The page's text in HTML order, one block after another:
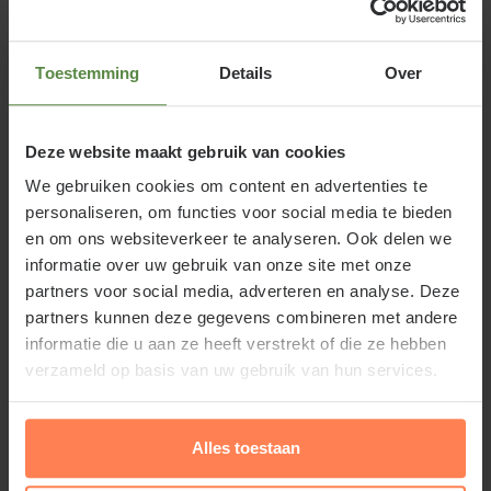
Toestemming Details Over
Deze website maakt gebruik van cookies
We gebruiken cookies om content en advertenties te
personaliseren, om functies voor social media te bieden
en om ons websiteverkeer te analyseren. Ook delen we
informatie over uw gebruik van onze site met onze
partners voor social media, adverteren en analyse. Deze
partners kunnen deze gegevens combineren met andere
informatie die u aan ze heeft verstrekt of die ze hebben
verzameld op basis van uw gebruik van hun services.
Alles toestaan
Exochorda x macrantha 'The Bride'
of Parelstruik
sierheester. De Parelstruik bloeit in de maanden mei
- juni . De tuinplant krijgt dan een bloemenzee van
zuiver witte bloesem aan de overhangende takken.
De bloemknoppen hebben de vorm van witte parels;
vandaar de Nederlandse naam. Het is een vrij
compacte, opgaande struik. Exochorda x macrantha
'The Bride' - XL kan prima in een wat kleinere tuin.
Standplaats Exochorda x macrantha